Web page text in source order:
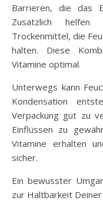
Barrieren, die das
Zusätzlich helfen
Trockenmittel, die
halten. Diese
Vitamine optimal.
Unterwegs kann
Kondensation
Verpackung gut zu
Einflüssen zu
Vitamine erhalten
sicher.
Ein bewusster
zur Haltbarkeit